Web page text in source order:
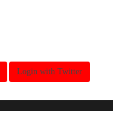
Login with Twitter